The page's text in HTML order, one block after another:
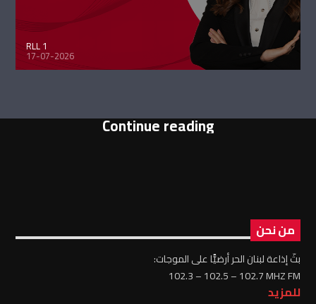
RLL 1
17-07-2026
Continue reading
من نحن
بثّ إذاعة لبنان الحر أرضيًّا على الموجات:
102.3 – 102.5 – 102.7 MHZ FM
للمزيد